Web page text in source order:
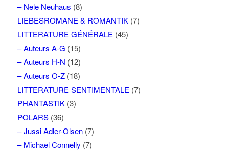
– Nele Neuhaus (8)
LIEBESROMANE & ROMANTIK(7)
LITTERATURE GÉNÉRALE (45)
– Auteurs A-G (15)
– Auteurs H-N (12)
– Auteurs O-Z(18)
LITTERATURE SENTIMENTALE (7)
PHANTASTIK(3)
POLARS(36)
– Jussi Adler-Olsen(7)
– Michael Connelly (7)